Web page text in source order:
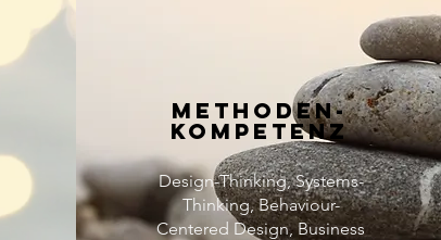
METHODEN-
KOMPETENZ
Design-Thinking, Systems-
Thinking, Behaviour-
Centered Design, Business